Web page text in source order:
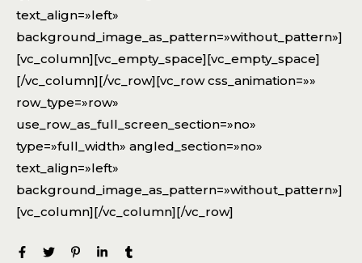
text_align=»left»
background_image_as_pattern=»without_pattern»]
[vc_column][vc_empty_space][vc_empty_space]
[/vc_column][/vc_row][vc_row css_animation=»»
row_type=»row»
use_row_as_full_screen_section=»no»
type=»full_width» angled_section=»no»
text_align=»left»
background_image_as_pattern=»without_pattern»]
[vc_column][/vc_column][/vc_row]